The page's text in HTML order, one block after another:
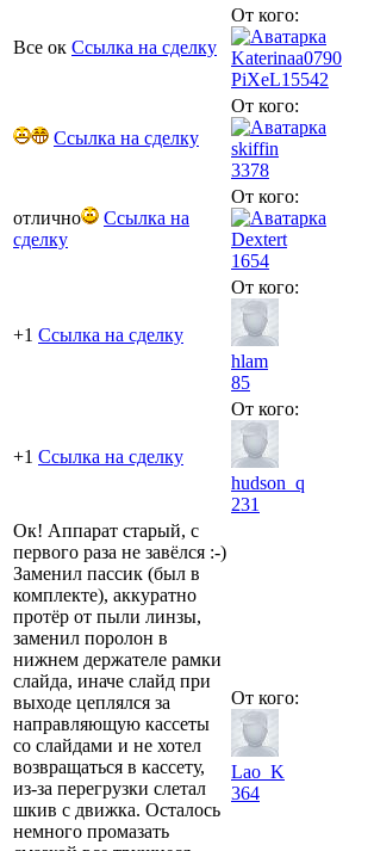
Все ок Ссылка на сделку
От кого:
Katerinaa0790
PiXeL15542
Ссылка на сделку
От кого:
skiffin
3378
отлично
Ссылка на
сделку
От кого:
Dextert
1654
+1 Ссылка на сделку
От кого:
hlam
85
+1 Ссылка на сделку
От кого:
hudson_q
231
Ок! Аппарат старый, с
первого раза не завёлся :-)
Заменил пассик (был в
комплекте), аккуратно
протёр от пыли линзы,
заменил поролон в
нижнем держателе рамки
слайда, иначе слайд при
выходе цеплялся за
направляющую кассеты
со слайдами и не хотел
возвращаться в кассету,
из-за перегрузки слетал
шкив с движка. Осталось
немного промазать
От кого:
Lao_K
364